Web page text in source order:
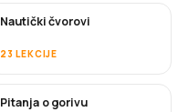
Nautički čvorovi
23 LEKCIJE
Pitanja o gorivu